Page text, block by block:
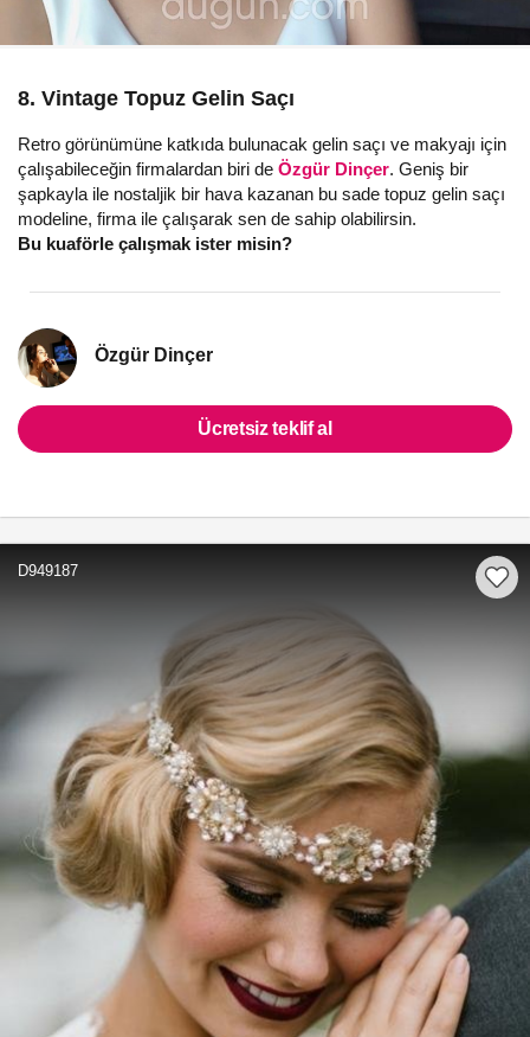
8. Vintage Topuz Gelin Saçı
Retro görünümüne katkıda bulunacak gelin saçı ve makyajı için
çalışabileceğin firmalardan biri de Özgür Dinçer. Geniş bir
şapkayla ile nostaljik bir hava kazanan bu sade topuz gelin saçı
modeline, firma ile çalışarak sen de sahip olabilirsin.
Bu kuaförle çalışmak ister misin?
Özgür Dinçer
Ücretsiz teklif al
D949187